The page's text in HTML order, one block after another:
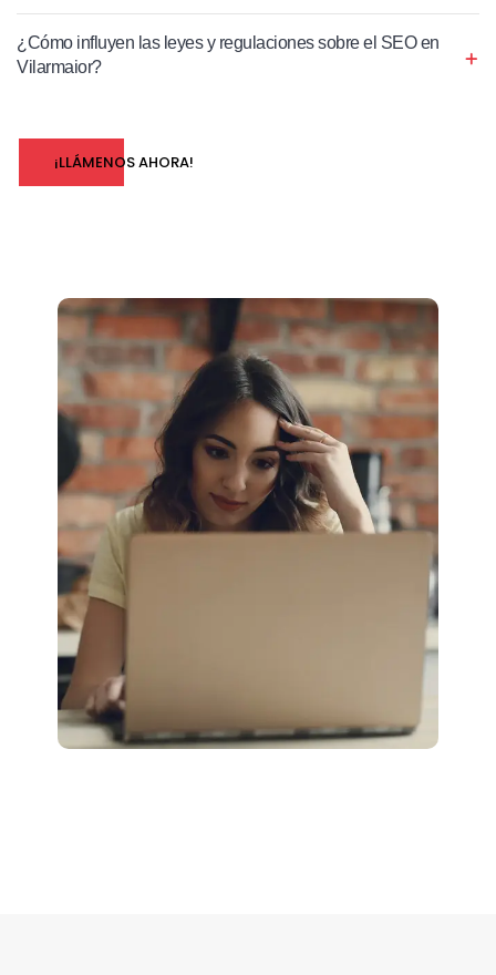
¿Cómo influyen las leyes y regulaciones sobre el SEO en
Vilarmaior?
¡LLÁMENOS AHORA!